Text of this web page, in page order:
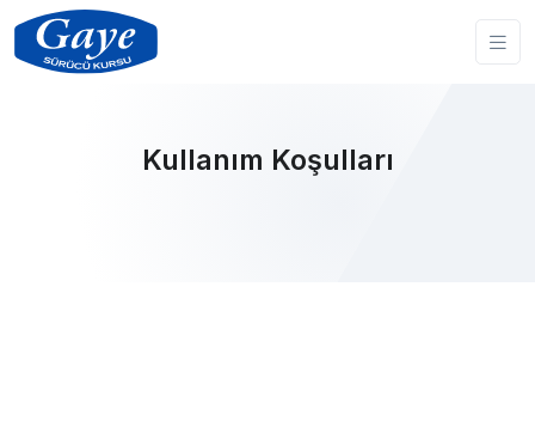
Kullanım Koşulları